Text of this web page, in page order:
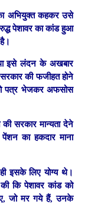
अभियुक्त कहकर उसे
पेशावर का कांड हुआ
इसे लंदन के अखबार
की फजीहत होने
पत्र भेजकर अफसोस
सरकार मान्यता देने
का हकदार माना
इसके लिए योग्य थे।
कि पेशावर कांड को
जो मर गये हैं, उनके